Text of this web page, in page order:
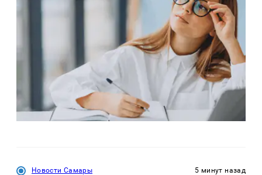
Новости Самары 5 минут назад